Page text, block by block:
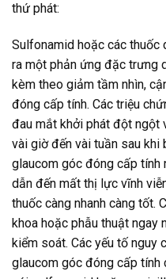
thứ phát:
Sulfonamid hoặc các thuốc
ra một phản ứng đặc trưng
kèm theo giảm tầm nhìn,
đóng cấp tính. Các triệu
đau mắt khởi phát đột ngột
vài giờ đến vài tuần sau khi
glaucom góc đóng cấp tính
dẫn đến mất thị lực vĩnh
thuốc càng nhanh càng tốt.
khoa hoặc phẫu thuật ngay
kiểm soát. Các yếu tố nguy
glaucom góc đóng cấp